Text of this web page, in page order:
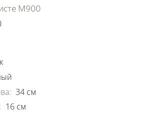
М900
: 34 см
: 16 см